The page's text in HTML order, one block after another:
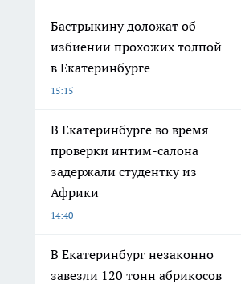
Бастрыкину доложат об
избиении прохожих толпой
в Екатеринбурге
15:15
В Екатеринбурге во время
проверки интим-салона
задержали студентку из
Африки
14:40
В Екатеринбург незаконно
завезли 120 тонн абрикосов